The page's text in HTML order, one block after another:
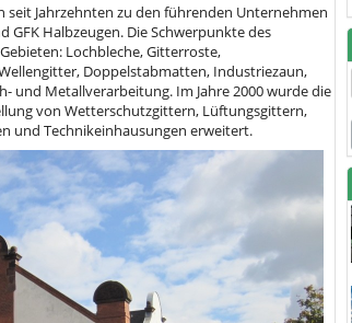
seit Jahrzehnten zu den führenden Unternehmen
GFK Halbzeugen. Die Schwerpunkte des
Lochbleche, Gitterroste,
Doppelstabmatten, Industriezaun,
und Metallverarbeitung. Im Jahre 2000 wurde die
von Wetterschutzgittern, Lüftungsgittern,
und Technikeinhausungen erweitert.